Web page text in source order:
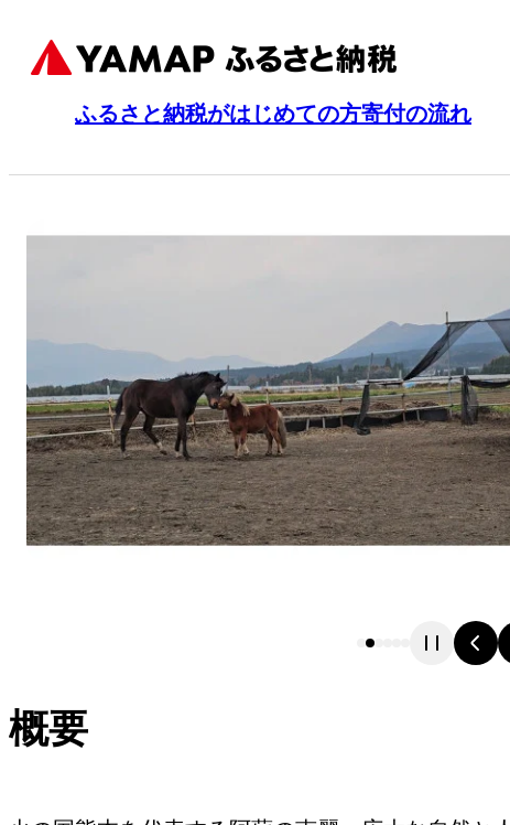
ふるさと納税がはじめての方寄付の流れ
概要